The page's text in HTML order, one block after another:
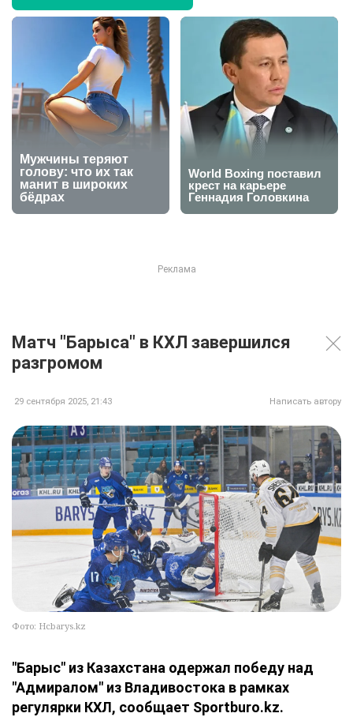
Матч "Барыса" в КХЛ завершился
разгромом
29 сентября 2025, 21:43 Написать автору
Фото: Hcbarys.kz
"Барыс" из Казахстана одержал победу над
"Адмиралом" из Владивостока в рамках
регулярки КХЛ, сообщает Sportburo.kz.